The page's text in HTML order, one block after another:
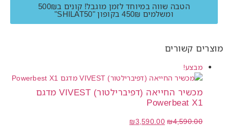
הטבה שווה במיוחד לזמן מוגבל! קונים ב500₪
ומשלמים 450₪ בקופון "SHILAT50"
מוצרים קשורים
מבצע!
מכשיר החייאה (דפיברילטור) VIVEST מדגם
Powerbeat X1
₪4,590.00
₪3,590.00